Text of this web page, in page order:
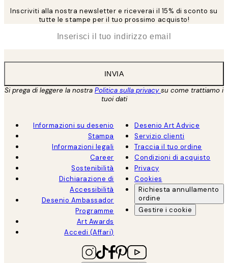
Inscriviti alla nostra newsletter e riceverai il 15% di sconto su
tutte le stampe per il tuo prossimo acquisto!
INVIA
Si prega di leggere la nostra Politica sulla privacysu come trattiamo i
tuoi dati
Informazioni su desenio
Stampa
Informazioni legali
Career
Sostenibilità
Dichiarazione di
Accessibilità
Desenio Ambassador
Programme
Art Awards
Accedi (Affari)
Desenio Art Advice
Servizio clienti
Traccia il tuo ordine
Condizioni di acquisto
Privacy
Cookies
Richiesta annullamento
ordine
Gestire i cookie